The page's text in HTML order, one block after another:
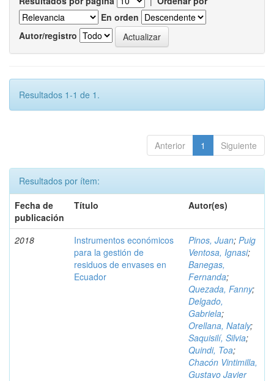
En orden
Autor/registro
Resultados 1-1 de 1.
Anterior 1 Siguiente
Resultados por ítem:
Fecha de
publicación
Título Autor(es)
2018
Instrumentos económicos
para la gestión de
residuos de envases en
Ecuador
Pinos, Juan; Puig
Ventosa, Ignasi;
Banegas,
Fernanda;
Quezada, Fanny;
Delgado,
Gabriela;
Orellana, Nataly;
Saquisilí, Silvia;
Quindi, Toa;
Chacón Vintimilla,
Gustavo Javier